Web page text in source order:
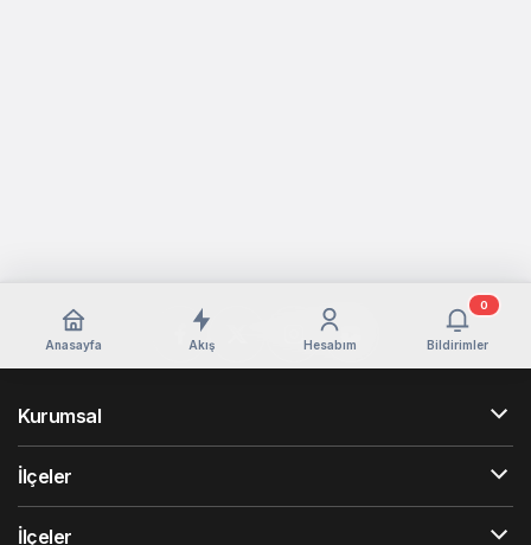
Anasayfa Akış Hesabım Bildirimler
0
Kurumsal
İlçeler
İlçeler